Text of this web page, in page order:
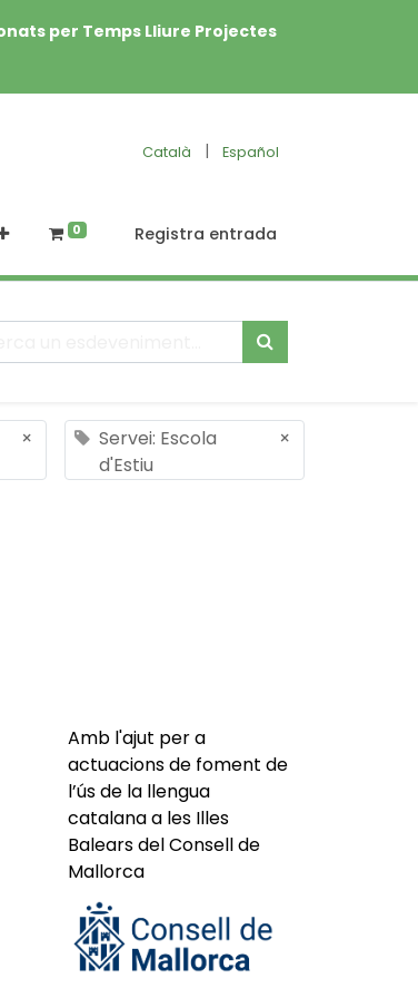
per Temps Lliure Projectes
Català | Español
0 Registra entrada
×
Servei: Escola
d'Estiu
×
Amb l'ajut per a
actuacions de foment de
l’ús de la llengua
catalana a les Illes
Balears del Consell de
Mallorca